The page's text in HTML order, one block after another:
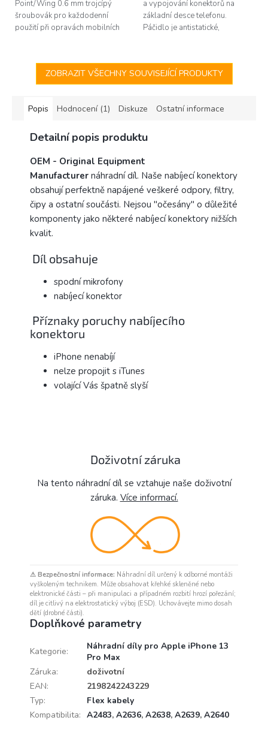
Point/Wing 0.6 mm trojcípý
šroubovák pro každodenní
použití při opravách mobilních
špičku v oboru...
a vypojování konektorů na
základní desce telefonu.
Páčidlo je antistatické,
statickou...
ZOBRAZIT VŠECHNY SOUVISEJÍCÍ PRODUKTY
Popis Hodnocení (1) Diskuze Ostatní informace
Detailní popis produktu
OEM - Original Equipment
Manufacturer náhradní díl. Naše nabíjecí konektory
obsahují perfektně napájené veškeré odpory, filtry,
čipy a ostatní součásti. Nejsou "očesány" o důležité
komponenty jako některé nabíjecí konektory nižších
kvalit.
Díl obsahuje
spodní mikrofony
nabíjecí konektor
Příznaky poruchy nabíjecího
konektoru
iPhone nenabíjí
nelze propojit s iTunes
volající Vás špatně slyší
Doživotní záruka
Na tento náhradní díl se vztahuje naše doživotní
záruka. Více informací.
⚠ Bezpečnostní informace: Náhradní díl určený k odborné montáži
vyškoleným technikem. Může obsahovat křehké skleněné nebo
elektronické části – při manipulaci a případném rozbití hrozí pořezání;
díl je citlivý na elektrostatický výboj (ESD). Uchovávejte mimo dosah
dětí (drobné části).
Doplňkové parametry
Kategorie:
Náhradní díly pro Apple iPhone 13
Pro Max
Záruka:
doživotní
EAN:
2198242243229
Typ:
Flex kabely
Kompatibilita: A2483, A2636, A2638, A2639, A2640